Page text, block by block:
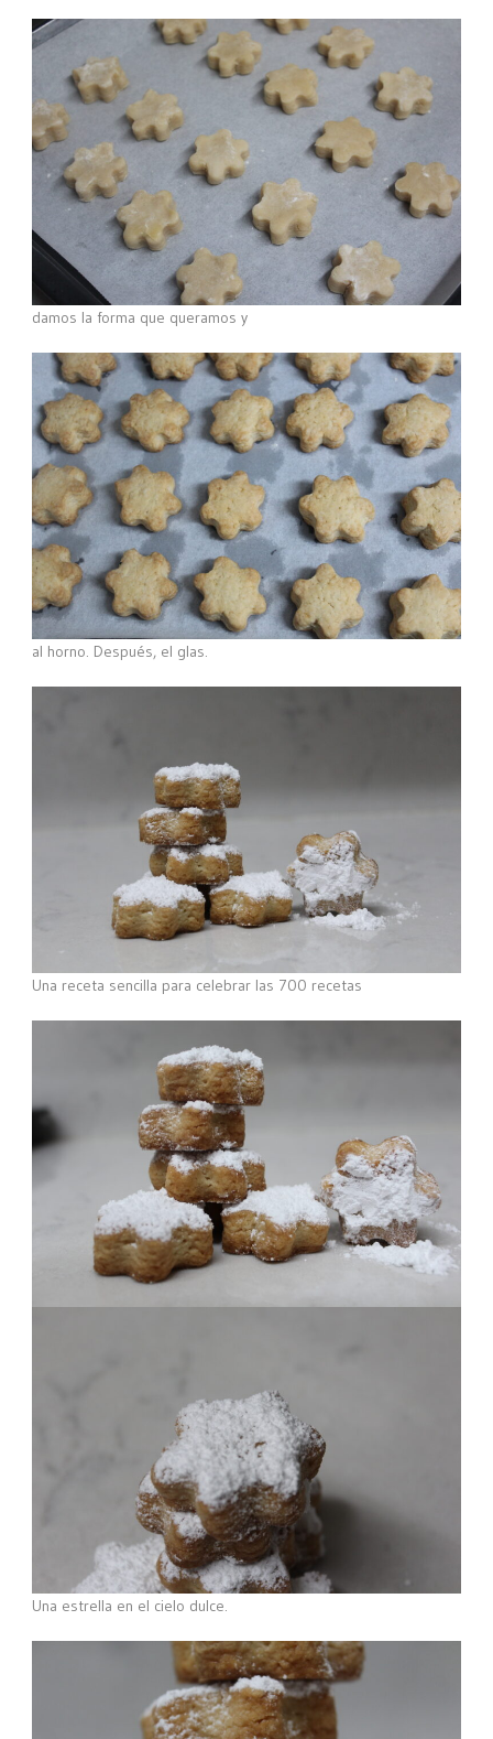
damos la forma que queramos y
al horno. Después, el glas.
Una receta sencilla para celebrar las 700 recetas
Una estrella en el cielo dulce.